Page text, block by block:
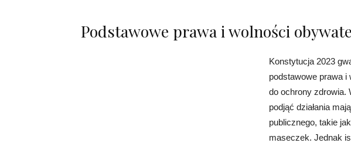
Podstawowe prawa i wolności
Konstytucja 2023
podstawowe prawa
do ochrony zdrowia.
podjąć działania
publicznego, takie
maseczek. Jednak